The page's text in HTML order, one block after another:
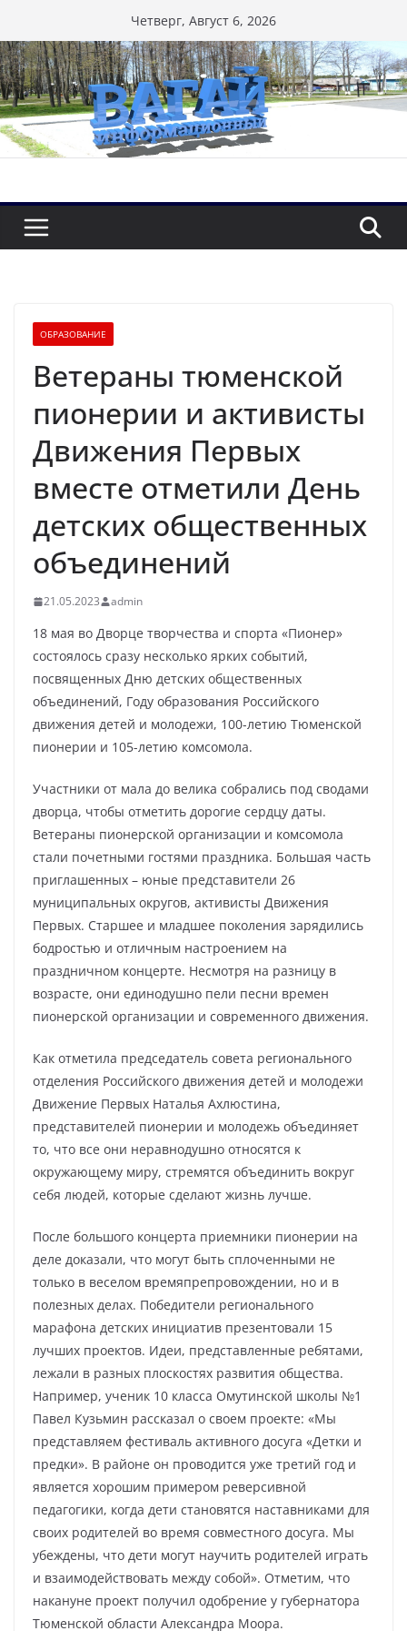
к
содержимому
Четверг, Август 6, 2026
ОБРАЗОВАНИЕ
Ветераны тюменской
пионерии и активисты
Движения Первых
вместе отметили День
детских общественных
объединений
21.05.2023 admin
18 мая во Дворце творчества и спорта «Пионер»
состоялось сразу несколько ярких событий,
посвященных Дню детских общественных
объединений, Году образования Российского
движения детей и молодежи, 100-летию Тюменской
пионерии и 105-летию комсомола.
Участники от мала до велика собрались под сводами
дворца, чтобы отметить дорогие сердцу даты.
Ветераны пионерской организации и комсомола
стали почетными гостями праздника. Большая часть
приглашенных – юные представители 26
муниципальных округов, активисты Движения
Первых. Старшее и младшее поколения зарядились
бодростью и отличным настроением на
праздничном концерте. Несмотря на разницу в
возрасте, они единодушно пели песни времен
пионерской организации и современного движения.
Как отметила председатель совета регионального
отделения Российского движения детей и молодежи
Движение Первых Наталья Ахлюстина,
представителей пионерии и молодежь объединяет
то, что все они неравнодушно относятся к
окружающему миру, стремятся объединить вокруг
себя людей, которые сделают жизнь лучше.
После большого концерта приемники пионерии на
деле доказали, что могут быть сплоченными не
только в веселом времяпрепровождении, но и в
полезных делах. Победители регионального
марафона детских инициатив презентовали 15
лучших проектов. Идеи, представленные ребятами,
лежали в разных плоскостях развития общества.
Например, ученик 10 класса Омутинской школы №1
Павел Кузьмин рассказал о своем проекте: «Мы
представляем фестиваль активного досуга «Детки и
предки». В районе он проводится уже третий год и
является хорошим примером реверсивной
педагогики, когда дети становятся наставниками для
своих родителей во время совместного досуга. Мы
убеждены, что дети могут научить родителей играть
и взаимодействовать между собой». Отметим, что
накануне проект получил одобрение у губернатора
Тюменской области Александра Моора.